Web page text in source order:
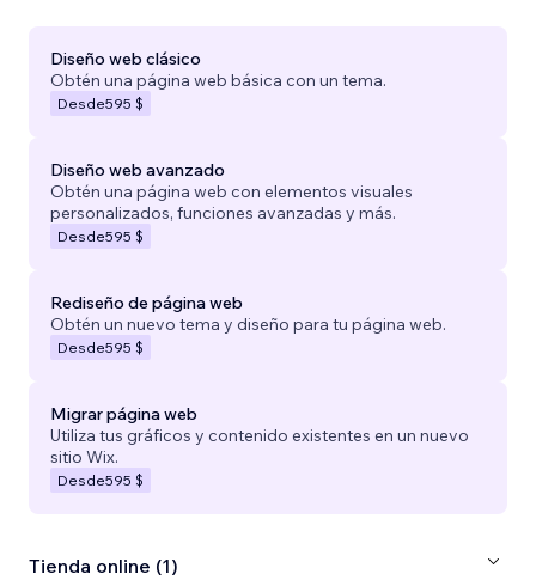
Diseño web clásico
Obtén una página web básica con un tema.
Desde595 $
Diseño web avanzado
Obtén una página web con elementos visuales
personalizados, funciones avanzadas y más.
Desde595 $
Rediseño de página web
Obtén un nuevo tema y diseño para tu página web.
Desde595 $
Migrar página web
Utiliza tus gráficos y contenido existentes en un nuevo
sitio Wix.
Desde595 $
Tienda online (1)